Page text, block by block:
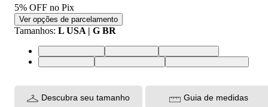
5% OFF no Pix
Ver opções de parcelamento
Tamanhos: L USA | G BR
XS USA | PP BRS USA | P BRM USA | M BR
L USA | G BRXL USA | GG BRXXL USA | EGG BR
Descubra seu tamanho Guia de medidas